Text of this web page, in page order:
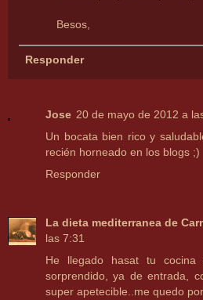
Besos,
Responder
Jose 20 de mayo de 2012 a
Un bocata bien rico y
recién horneado en los blogs ;)
Responder
La dieta mediterranea de
las 7:31
He llegado hasat tu
sorprendido, ya de entrada,
super apetecible..me quedo